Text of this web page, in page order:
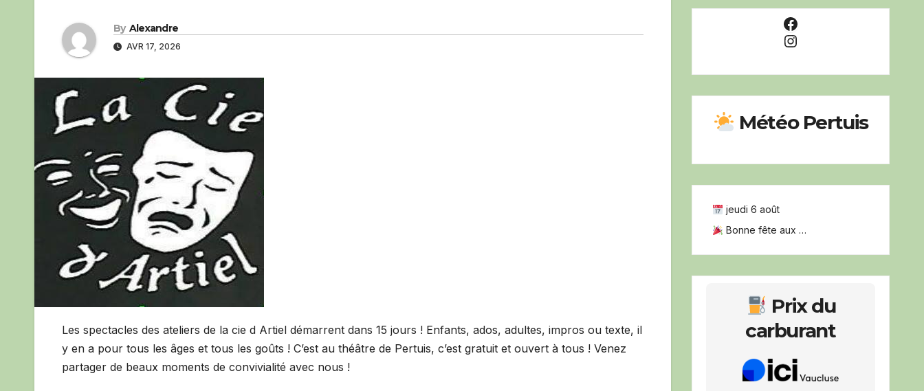
By Alexandre
AVR 17, 2026
Les spectacles des ateliers de la cie d Artiel démarrent dans 15 jours ! Enfants, ados, adultes, impros ou texte, il
y en a pour tous les âges et tous les goûts ! C’est au théâtre de Pertuis, c’est gratuit et ouvert à tous ! Venez
partager de beaux moments de convivialité avec nous !
Facebook
Instagram
Météo Pertuis
jeudi 6 août
Bonne fête aux …
Prix du
carburant